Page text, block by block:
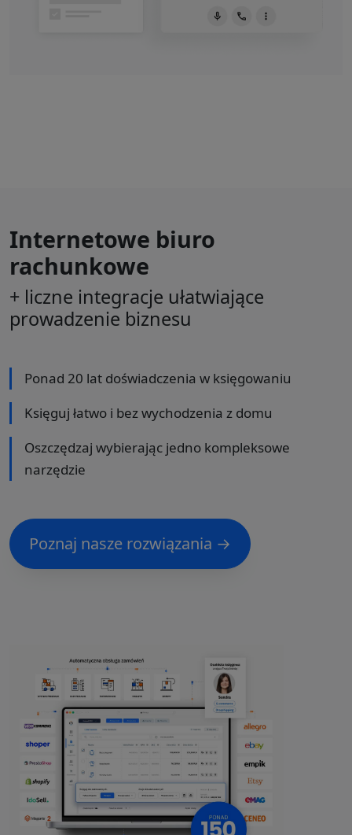
Internetowe biuro
rachunkowe
+ liczne integracje ułatwiające
prowadzenie biznesu
Ponad 20 lat doświadczenia w księgowaniu
Księguj łatwo i bez wychodzenia z domu
Oszczędzaj wybierając jedno kompleksowe
narzędzie
Poznaj nasze rozwiązania →